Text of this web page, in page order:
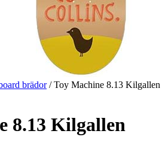
brädor/ Toy Machine 8.13 Kilgallen
8.13 Kilgallen